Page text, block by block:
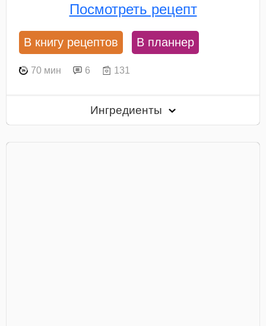
Посмотреть рецепт
В книгу рецептов В планнер
70 мин 6 131
Ингредиенты